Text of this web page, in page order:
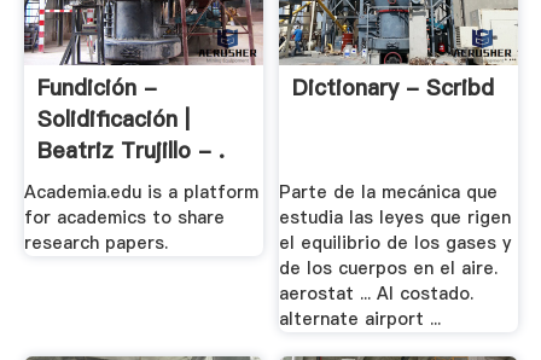
Fundición -
Solidificación |
Beatriz Trujillo - .
Academia.edu is a platform
for academics to share
research papers.
Dictionary - Scribd
Parte de la mecánica que
estudia las leyes que rigen
el equilibrio de los gases y
de los cuerpos en el aire.
aerostat ... Al costado.
alternate airport ...